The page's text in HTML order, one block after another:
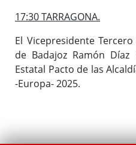
17:30 TARRAGONA.
El Vicepresidente
de Badajoz Ramón
Estatal Pacto de las
-Europa- 2025.